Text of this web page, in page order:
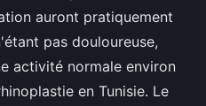
auront pratiquement
pas douloureuse,
activité normale environ
en Tunisie. Le